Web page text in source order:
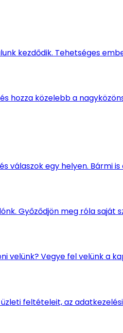
kezdődik. Tehetséges
hozza közelebb a
válaszok egy helyen. Bármi
Győződjön meg róla
velünk? Vegye fel velünk a
feltételeit, az